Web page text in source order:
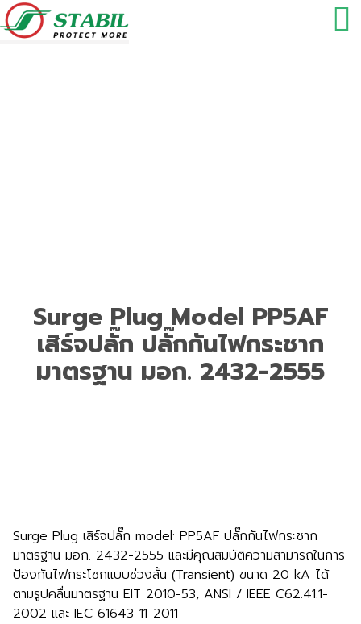
Surge Plug Model PP5AF
เสิร์จปลั๊ก ปลั๊กกันไฟกระชาก
มาตรฐาน มอก. 2432-2555
Surge Plug เสิร์จปลั๊ก model: PP5AF ปลั๊กกันไฟกระชาก
มาตรฐาน มอก. 2432-2555 และมีคุณสมบัติความสามารถในการ
ป้องกันไฟกระโชกแบบช่วงสั้น (Transient) ขนาด 20 kA ได้
ตามรูปคลื่นมาตรฐาน EIT 2010-53, ANSI / IEEE C62.41.1-
2002 เเละ IEC 61643-11-2011